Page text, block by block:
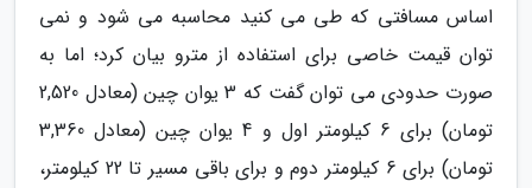
اساس مسافتی که طی می کنید محاسبه می شود و نمی
توان قیمت خاصی برای استفاده از مترو بیان کرد؛ اما به
صورت حدودی می توان گفت که 3 یوان چین (معادل 2,520
تومان) برای 6 کیلومتر اول و 4 یوان چین (معادل 3,360
تومان) برای 6 کیلومتر دوم و برای باقی مسیر تا 22 کیلومتر،